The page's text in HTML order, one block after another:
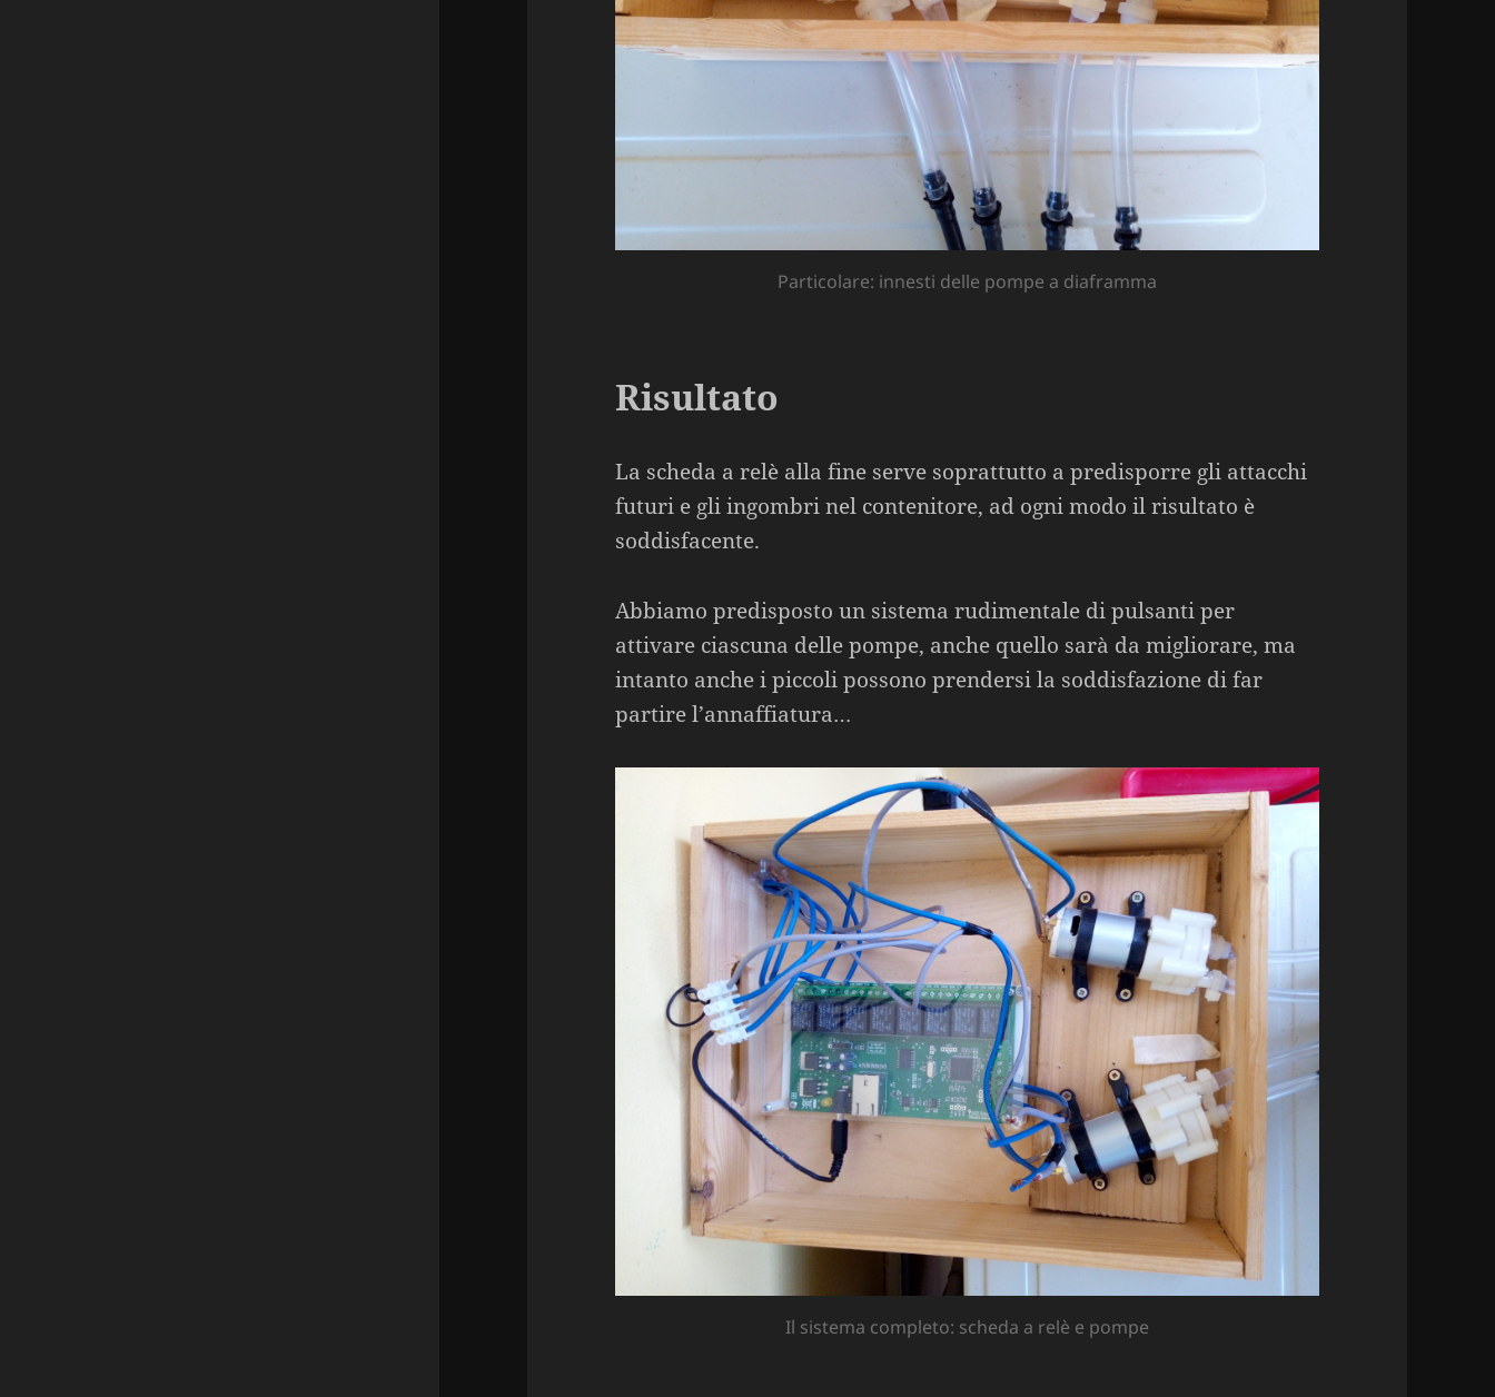
Particolare: innesti delle pompe a diaframma
Risultato
La scheda a relè alla fine serve soprattutto a predisporre gli attacchi
futuri e gli ingombri nel contenitore, ad ogni modo il risultato è
soddisfacente.
Abbiamo predisposto un sistema rudimentale di pulsanti per
attivare ciascuna delle pompe, anche quello sarà da migliorare, ma
intanto anche i piccoli possono prendersi la soddisfazione di far
partire l’annaffiatura…
Il sistema completo: scheda a relè e pompe